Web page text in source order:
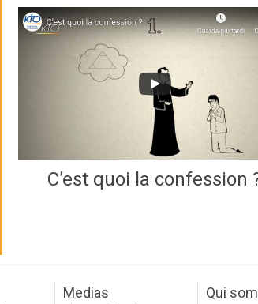
C’est quoi la confession
Medias
Qui